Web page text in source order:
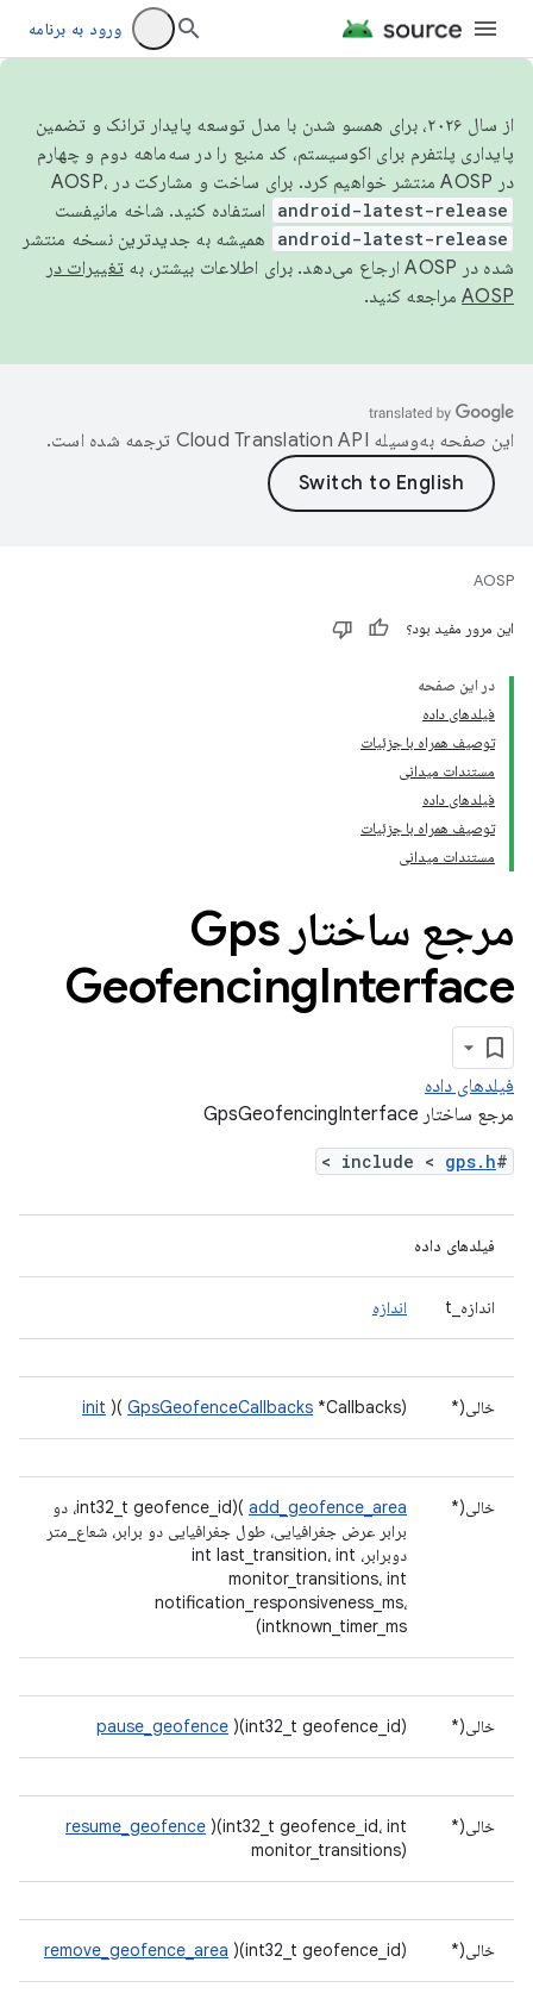
ورود به برنامه
از سال ۲۰۲۶، برای همسو شدن با مدل توسعه پایدار ترانک و تضمین
پایداری پلتفرم برای اکوسیستم، کد منبع را در سه‌ماهه دوم و چهارم
در AOSP منتشر خواهیم کرد. برای ساخت و مشارکت در AOSP،
android-latest-release استفاده کنید. شاخه مانیفست
android-latest-release
همیشه به جدیدترین نسخه منتشر
شده در AOSP ارجاع می‌دهد. برای اطلاعات بیشتر، به
تغییرات در
AOSP مراجعه کنید.
این صفحه به‌وسیله ترجمه شده است.
AOSP
این مرور مفید بود؟
در این صفحه
فیلدهای داده
توصیف همراه با جزئیات
مستندات میدانی
فیلدهای داده
توصیف همراه با جزئیات
مستندات میدانی
مرجع ساختار Gps
GeofencingInterface
فیلدهای داده
مرجع ساختار GpsGeofencingInterface
#include <
gps.h
>
فیلدهای داده
اندازه_t اندازه
خالی(* init )( GpsGeofenceCallbacks *Callbacks)
خالی(* add_geofence_area
)(int32_t geofence_id، دو
برابر عرض جغرافیایی، طول جغرافیایی دو برابر، شعاع_متر
دوبرابر، int last_transition، int
monitor_transitions، int
notification_responsiveness_ms،
intknown_timer_ms)
خالی(* pause_geofence )(int32_t geofence_id)
خالی(* resume_geofence )(int32_t geofence_id، int
monitor_transitions)
خالی(* remove_geofence_area )(int32_t geofence_id)